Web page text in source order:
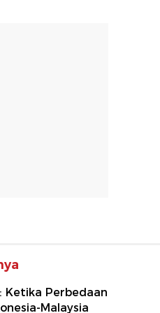
Ketika Perbedaan
Malaysia